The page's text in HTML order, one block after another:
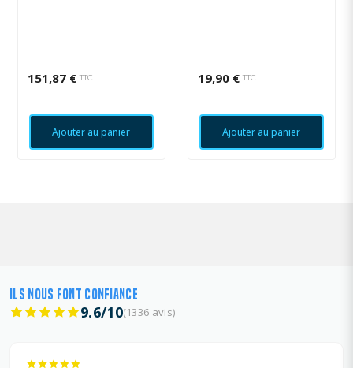
151,87 € TTC
Ajouter au panier
19,90 € TTC
Ajouter au panier
ILS NOUS FONT CONFIANCE
9.6/10(1336 avis)